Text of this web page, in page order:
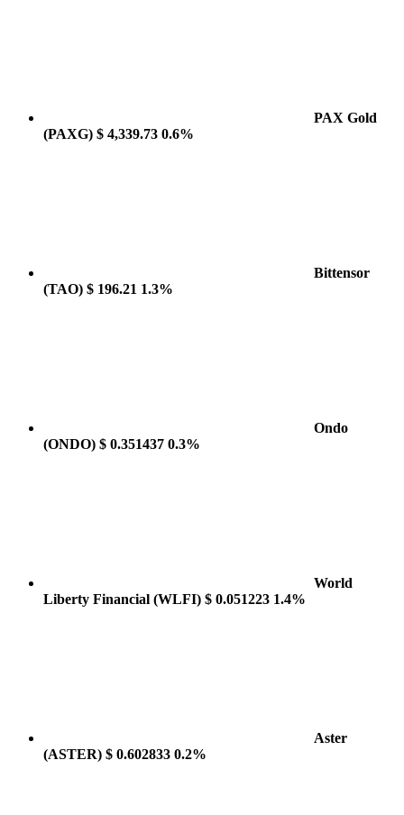
PAX Gold
(PAXG) $ 4,339.73 0.6%
Bittensor
(TAO) $ 196.21 1.3%
Ondo
(ONDO) $ 0.351437 0.3%
World
Liberty Financial (WLFI) $ 0.051223 1.4%
Aster
(ASTER) $ 0.602833 0.2%